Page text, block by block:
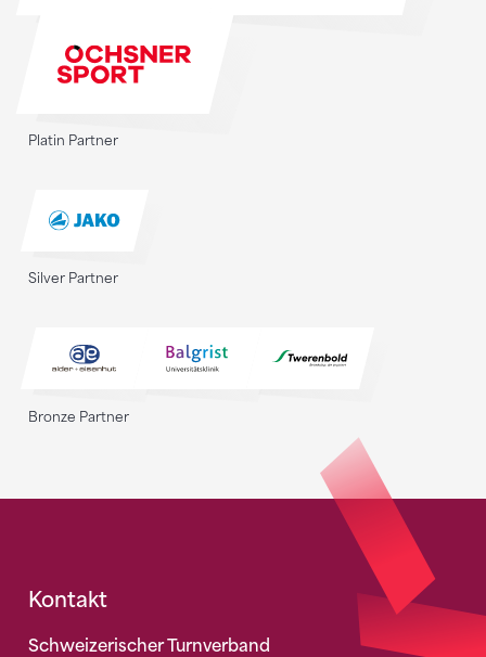
Platin Partner
Silver Partner
Bronze Partner
Fusszeile
Kontakt
Schweizerischer Turnverband